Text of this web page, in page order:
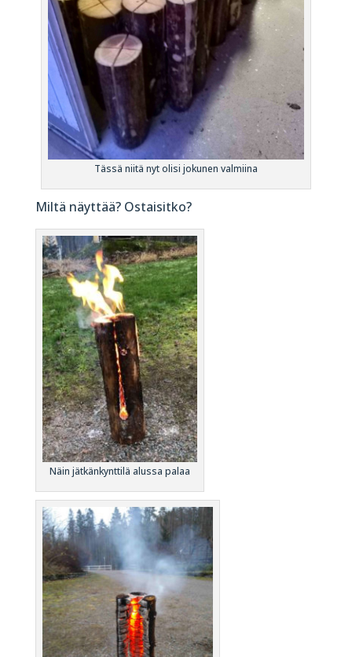
Tässä niitä nyt olisi jokunen valmiina
Miltä näyttää? Ostaisitko?
Näin jätkänkynttilä alussa palaa